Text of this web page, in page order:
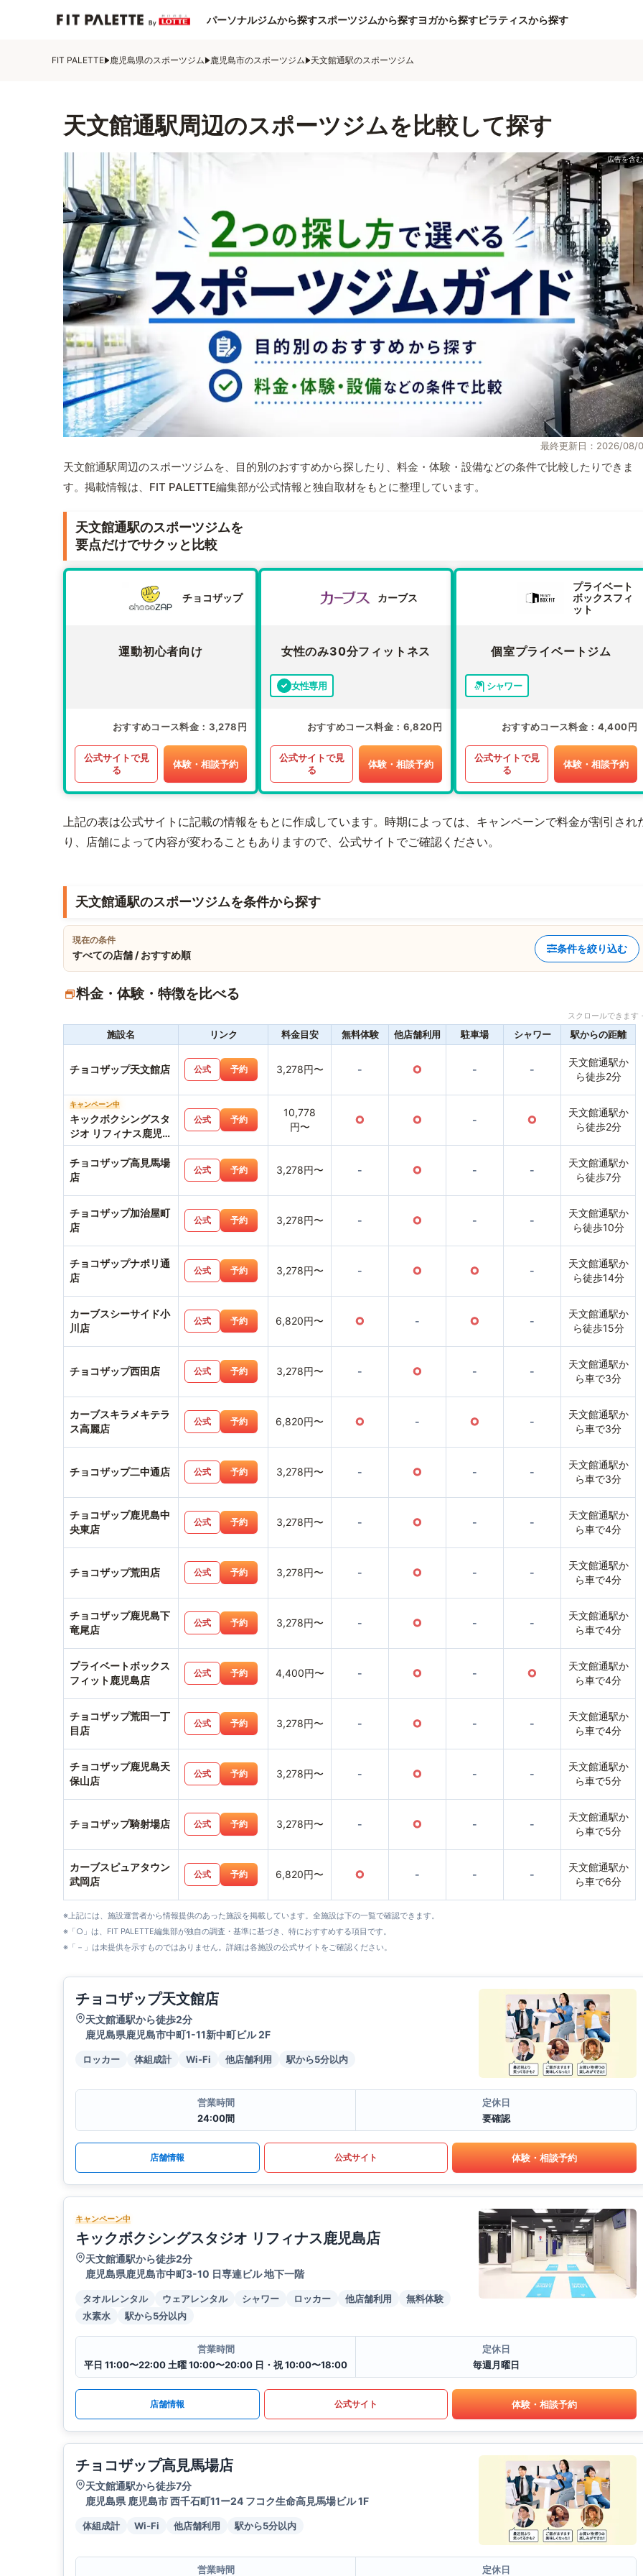
パーソナルジムから探すスポーツジムから探すヨガから探すピラティスから探す
FIT PALETTE 鹿児島県のスポーツジム 鹿児島市のスポーツジム 天文館通駅のスポーツジム
天文館通駅周辺のスポーツジムを比較して探す
最終更新日：2026/08/
天文館通駅周辺のスポーツジムを、目的別のおすすめから探したり、料金・体験・設備などの条件で比較したりできま
す。掲載情報は、FIT PALETTE編集部が公式情報と独自取材をもとに整理しています。
天文館通駅のスポーツジムを
要点だけでサクッと比較
チョコザップ
運動初心者向け
おすすめコース料金 3,278円
公式サイトで見
る
体験・相談予約
カーブス
女性のみ30分フィットネス
女性専用
おすすめコース料金 6,820円
公式サイトで見
る
体験・相談予約
プライベート
ボックスフィ
ット
個室プライベートジム
シャワー
おすすめコース料金 4,400円
公式サイトで見
る
体験・相談予約
上記の表は公式サイトに記載の情報をもとに作成しています。時期によっては、キャンペーンで料金が割引され
り、店舗によって内容が変わることもありますので、公式サイトでご確認ください。
天文館通駅のスポーツジムを条件から探す
現在の条件
すべての店舗 / おすすめ順
条件を絞り込む
料金・体験・特徴を比べる
スクロールできま
施設名 リンク 料金目安 無料体験 他店舗利用 駐車場 シャワー 駅からの距離
チョコザップ天文館店 公式 予約 3,278円〜 - ○ - -
天文館通駅か
ら徒歩2分
キャンペーン中
キックボクシングスタ
ジオ リフィナス鹿児島
店
公式 予約
10,778
円〜
○ ○ - ○
天文館通駅か
ら徒歩2分
チョコザップ高見馬場
店
公式 予約 3,278円〜 - ○ - -
天文館通駅か
ら徒歩7分
チョコザップ加治屋町
店
公式 予約 3,278円〜 - ○ - -
天文館通駅か
ら徒歩10分
チョコザップナポリ通
店
公式 予約 3,278円〜 - ○ ○ -
天文館通駅か
ら徒歩14分
カーブスシーサイド小
川店
公式 予約 6,820円〜 ○ - ○ -
天文館通駅か
ら徒歩15分
チョコザップ西田店 公式 予約 3,278円〜 - ○ - -
天文館通駅か
ら車で3分
カーブスキラメキテラ
ス高麗店
公式 予約 6,820円〜 ○ - ○ -
天文館通駅か
ら車で3分
チョコザップ二中通店 公式 予約 3,278円〜 - ○ - -
天文館通駅か
ら車で3分
チョコザップ鹿児島中
央東店
公式 予約 3,278円〜 - ○ - -
天文館通駅か
ら車で4分
チョコザップ荒田店 公式 予約 3,278円〜 - ○ - -
天文館通駅か
ら車で4分
チョコザップ鹿児島下
竜尾店
公式 予約 3,278円〜 - ○ - -
天文館通駅か
ら車で4分
プライベートボックス
フィット鹿児島店
公式 予約 4,400円〜 - ○ - ○
天文館通駅か
ら車で4分
チョコザップ荒田一丁
目店
公式 予約 3,278円〜 - ○ - -
天文館通駅か
ら車で4分
チョコザップ鹿児島天
保山店
公式 予約 3,278円〜 - ○ - -
天文館通駅か
ら車で5分
チョコザップ騎射場店 公式 予約 3,278円〜 - ○ - -
天文館通駅か
ら車で5分
カーブスピュアタウン
武岡店
公式 予約 6,820円〜 ○ - - -
天文館通駅か
ら車で6分
※上記には、施設運営者から情報提供のあった施設を掲載しています。全施設は下の一覧で確認できます。
※「○」は、FIT PALETTE編集部が独自の調査・基準に基づき、特におすすめする項目です。
※「－」は未提供を示すものではありません。詳細は各施設の公式サイトをご確認ください。
チョコザップ天文館店
天文館通駅から徒歩2分
鹿児島県鹿児島市中町1-11新中町ビル 2F
ロッカー 体組成計 Wi-Fi 他店舗利用 駅から5分以内
営業時間
24:00間
定休日
要確認
店舗情報 公式サイト 体験・相談予約
キャンペーン中
キックボクシングスタジオ リフィナス鹿児島店
天文館通駅から徒歩2分
鹿児島県鹿児島市中町3-10 日専連ビル 地下一階
タオルレンタル ウェアレンタル シャワー ロッカー 他店舗利用
無料体験
水素水
駅から5分以内
営業時間
平日 11:00〜22:00 土曜 10:00〜20:00 日・祝 10:00〜18:00
定休日
毎週月曜日
店舗情報 公式サイト 体験・相談予約
チョコザップ高見馬場店
天文館通駅から徒歩7分
鹿児島県 鹿児島市 西千石町11ー24 フコク生命高見馬場ビル 1F
体組成計 Wi-Fi 他店舗利用 駅から5分以内
営業時間 定休日